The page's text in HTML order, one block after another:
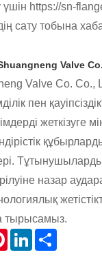
үшін https://sn-
сату тобына
Valve
Valve Co. Co.,
пен
жеткізуге
назар
тырысамыз.
PinterestLinkedIn